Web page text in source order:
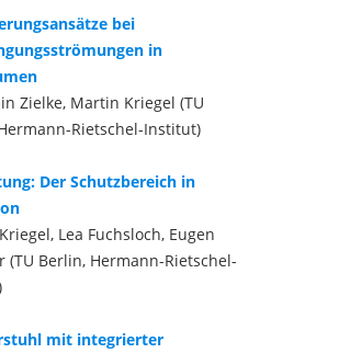
bei
in
Zielke, Martin Kriegel (TU
Rietschel-Institut)
Der Schutzbereich in
Lea Fuchsloch, Eugen
(TU Berlin, Hermann-Rietschel-
mit integrierter